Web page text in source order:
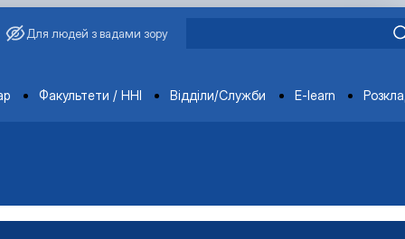
Для людей з вадами зору
Факультети / ННІ Відділи/Служби E-learn